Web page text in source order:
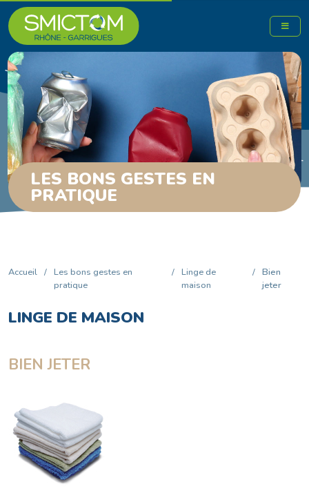
LES BONS GESTES EN
PRATIQUE
Accueil / Les bons gestes en
pratique
/ Linge de
maison
/ Bien
jeter
LINGE DE MAISON
BIEN JETER